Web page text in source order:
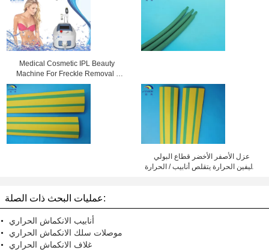
Medical Cosmetic IPL Beauty
Machine For Freckle Removal /
Shrink Pores
عزل الأصفر الأخضر قطاع البولي
أوليفين الحرارة يتقلص أنابيب / الحرارة
عمليات البحث ذات الصلة:
أنابيب الانكماش الحراري
موصلات سلك الانكماش الحراري
غلاف الانكماش الحراري